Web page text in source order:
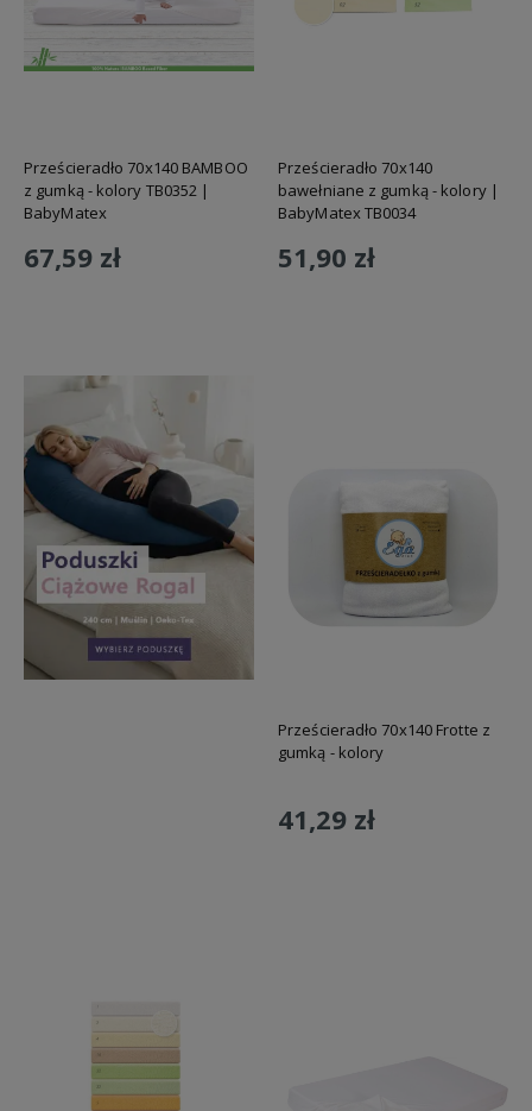
Prześcieradło 70x140 BAMBOO
z gumką - kolory TB0352 |
BabyMatex
67,59 zł
Prześcieradło 70x140
bawełniane z gumką - kolory |
BabyMatex TB0034
51,90 zł
Prześcieradło 70x140 Frotte z
gumką - kolory
41,29 zł